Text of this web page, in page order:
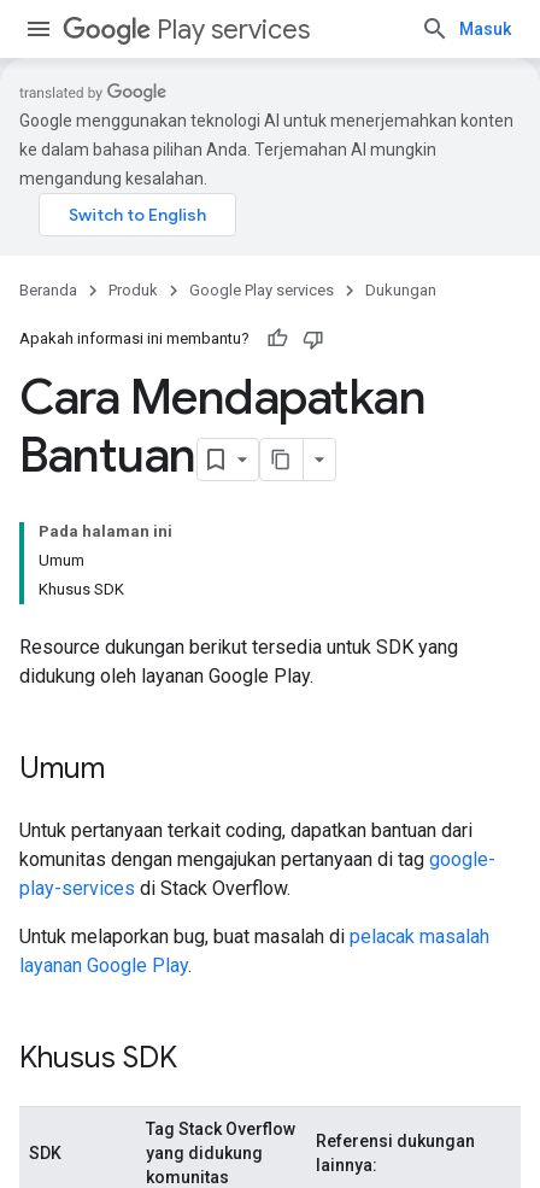
Play services Masuk
Google menggunakan teknologi AI untuk menerjemahkan konten
ke dalam bahasa pilihan Anda. Terjemahan AI mungkin
mengandung kesalahan.
Beranda Produk Google Play services Dukungan
Apakah informasi ini membantu?
Cara Mendapatkan
Bantuan
Pada halaman ini
Umum
Khusus SDK
Resource dukungan berikut tersedia untuk SDK yang
didukung oleh layanan Google Play.
Umum
Untuk pertanyaan terkait coding, dapatkan bantuan dari
komunitas dengan mengajukan pertanyaan di tag google-
play-services di Stack Overflow.
Untuk melaporkan bug, buat masalah di pelacak masalah
layanan Google Play.
Khusus SDK
SDK
Tag Stack Overflow
yang didukung
komunitas
Referensi dukungan
lainnya: